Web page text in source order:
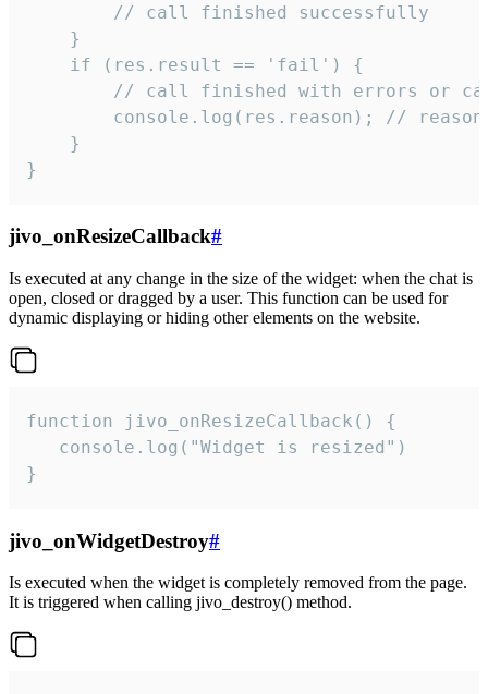
        // call finished successfully
    }
    if (res.result == 'fail') {
// call finished with errors or
console.log(res.reason); //
    }
}
jivo_onResizeCallback#
Is executed at any change in the size of the widget: when the chat is
open, closed or dragged by a user. This function can be used for
dynamic displaying or hiding other elements on the website.
function jivo_onResizeCallback() {
   console.log("Widget is resized")
}
jivo_onWidgetDestroy#
Is executed when the widget is completely removed from the page.
It is triggered when calling jivo_destroy() method.